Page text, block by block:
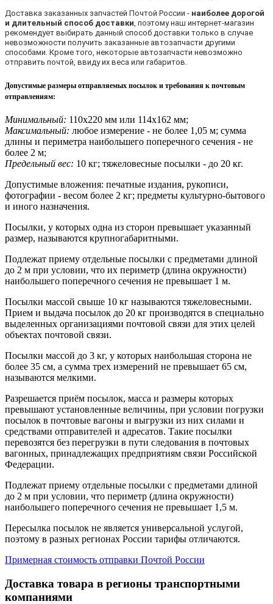
Доставка заказанных запчастей Почтой России - наиболее дорогой
и длительный способ доставки , поэтому наш интернет-магазин
рекомендует выбирать данный способ доставки только в случае
невозможности получить заказанные автозапчасти другими
способами. Кроме того, некоторые автозапчасти невозможно
отправить почтой, ввиду их веса или габаритов.
Допустимые размеры отправляемых посылок и требования к почтовым
отправлениям:
Минимальный: 110х220 мм или 114х162 мм;
Максимальный: любое измерение - не более 1,05 м; сумма
длины и периметра наибольшего поперечного сечения - не
более 2 м;
Предельный вес: 10 кг; тяжеловесные посылки - до 20 кг.
Допустимые вложения: печатные издания, рукописи,
фотографии - весом более 2 кг; предметы культурно-бытового
и иного назначения.
Посылки, у которых одна из сторон превышает указанный
размер, называются крупногабаритными.
Подлежат приему отдельные посылки с предметами длиной
до 2 м при условии, что их периметр (длина окружности)
наибольшего поперечного сечения не превышает 1 м.
Посылки массой свыше 10 кг называются тяжеловесными.
Прием и выдача посылок до 20 кг производятся в специально
выделенных организациями почтовой связи для этих целей
объектах почтовой связи.
Посылки массой до 3 кг, у которых наибольшая сторона не
более 35 см, а сумма трех измерений не превышает 65 см,
называются мелкими.
Разрешается приём посылок, масса и размеры которых
превышают установленные величины, при условии погрузки
посылок в почтовые вагоны и выгрузки из них силами и
средствами отправителей и адресатов. Такие посылки
перевозятся без перегрузки в пути следования в почтовых
вагонных, принадлежащих предприятиям связи Российской
Федерации.
Подлежат приему отдельные посылки с предметами длиной
до 2 м при условии, что периметр (длина окружности)
наибольшего поперечного сечения не превышает 1,5 м.
Пересылка посылок не является универсальной услугой,
поэтому в разных регионах России тарифы отличаются.
Примерная стоимость отправки Почтой России
Доставка товара в регионы транспортными
компаниями